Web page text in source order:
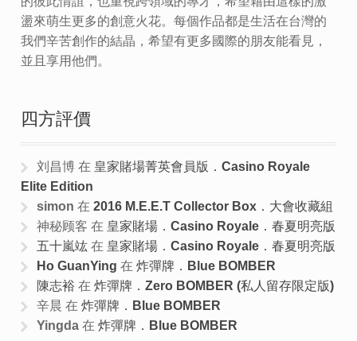
盪來萌生更多的創意火花。每個作品都是生活在台灣的
我們辛苦創作的結晶，希望有更多國際的朋友能看見，
並且享用他們。
四方評價
刘昌博 在 皇家賭場菁英會員版．Casino Royale
Elite Edition
simon 在2016 M.E.E.T Collector Box．大會收藏組
神秘顾客 在 皇家賭場．Casino Royale．春夏明亮版
五十嵐竑 在 皇家賭場．Casino Royale．春夏明亮版
Ho GuanYing 在炸彈牌．Blue BOMBER
陳志裕 在炸彈牌．Zero BOMBER (私人留存限定版)
辛晨 在炸彈牌．Blue BOMBER
Yingda 在炸彈牌．Blue BOMBER